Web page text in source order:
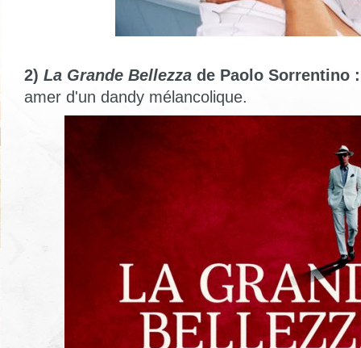
2) La Grande Bellezza de Paolo Sorrentino :
amer d'un dandy mélancolique.